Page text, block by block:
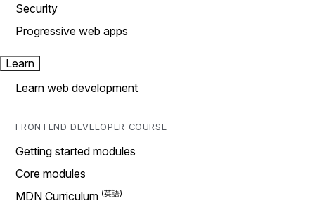
Security
Progressive web apps
Learn
Learn web development
FRONTEND DEVELOPER COURSE
Getting started modules
Core modules
MDN Curriculum